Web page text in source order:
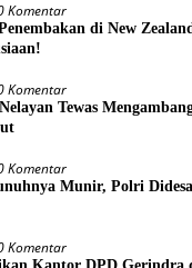
Komentar
di New
Komentar
Tewas
Komentar
Munir, Polri
Komentar